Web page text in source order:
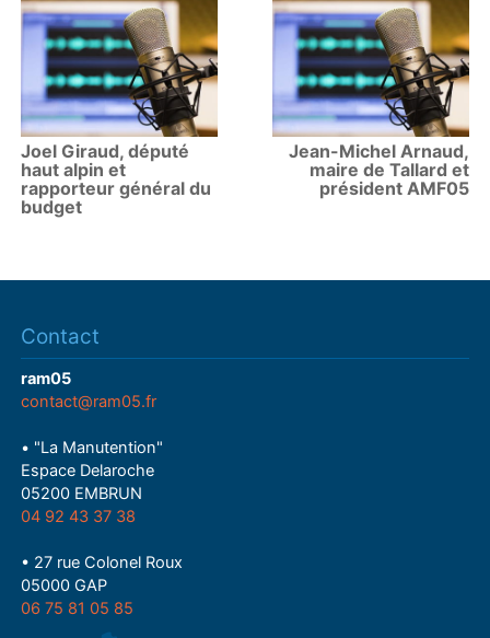
Joel Giraud, député
haut alpin et
rapporteur général du
budget
Jean-Michel Arnaud,
maire de Tallard et
président AMF05
Contact
ram05
contact@ram05.fr
• "La Manutention"
Espace Delaroche
05200 EMBRUN
04 92 43 37 38
• 27 rue Colonel Roux
05000 GAP
06 75 81 05 85